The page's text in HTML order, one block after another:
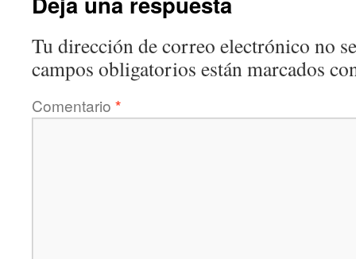
Tu dirección de correo electrónico no
campos obligatorios están marcados
Comentario *